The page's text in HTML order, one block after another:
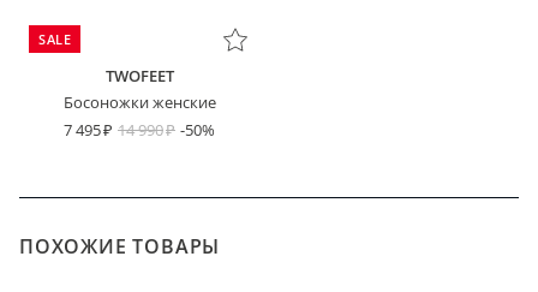
SALE
TWOFEET
Босоножки женские
7 495
14 990 -50%
ПОХОЖИЕ ТОВАРЫ